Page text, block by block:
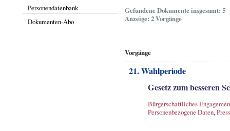
Personendatenbank
Dokumenten-Abo
Gefundene Dokumente insgesamt: 5
Anzeige: 2 Vorgänge
Vorgänge
21. Wahlperiode
Gesetz zum besseren
Bürgerschaftliches
Personenbezogene Daten,